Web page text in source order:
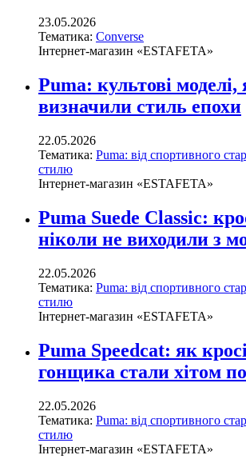
23.05.2026
Тематика: Converse
Інтернет-магазин «ESTAFETA»
Puma: культові моделі,
визначили стиль епохи
22.05.2026
Тематика: Puma: від спортивного
стилю
Інтернет-магазин «ESTAFETA»
Puma Suede Classic:
ніколи не виходили з
22.05.2026
Тематика: Puma: від спортивного
стилю
Інтернет-магазин «ESTAFETA»
Puma Speedcat: як
гонщика стали хітом
22.05.2026
Тематика: Puma: від спортивного
стилю
Інтернет-магазин «ESTAFETA»